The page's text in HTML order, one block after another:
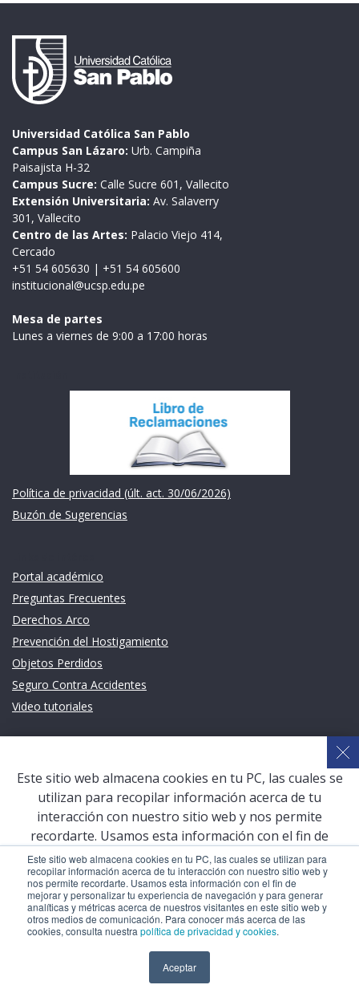
Este sitio web almacena cookies en tu PC, las cuales se utilizan para
recopilar información acerca de tu interacción con nuestro sitio web y
nos permite recordarte. Usamos esta información con el fin de
mejorar y personalizar tu experiencia de navegación y para generar
analíticas y métricas acerca de nuestros visitantes en este sitio web y
otros medios de comunicación. Para conocer más acerca de las
cookies, consulta nuestra política de privacidad y cookies.
Aceptar
Universidad Católica San Pablo
Campus San Lázaro: Urb. Campiña
Paisajista H-32
Campus Sucre: Calle Sucre 601, Vallecito
Extensión Universitaria: Av. Salaverry
301, Vallecito
Centro de las Artes: Palacio Viejo 414,
Cercado
+51 54 605630 | +51 54 605600
institucional@ucsp.edu.pe
Mesa de partes
Lunes a viernes de 9:00 a 17:00 horas
Política de privacidad (últ. act. 30/06/2026)
Buzón de Sugerencias
Portal académico
Preguntas Frecuentes
Derechos Arco
Prevención del Hostigamiento
Objetos Perdidos
Seguro Contra Accidentes
Video tutoriales
Sistema de Gestión Académica (SGA)
Defensoría Universitaria
Terceros vinculados
San Pablo Mail
Aula Virtual Pregrado
Aula Virtual Postgrado
COPYRIGHT © 2026 Universidad Católica San Pablo – RUC:
20327998413
Este sitio web almacena cookies en tu PC, las cuales se
utilizan para recopilar información acerca de tu
interacción con nuestro sitio web y nos permite
recordarte. Usamos esta información con el fin de
mejorar y personalizar tu experiencia de navegación y
para generar analíticas y métricas acerca de nuestros
visitantes en este sitio web y otros medios de
comunicación. Para conocer más acerca de las cookies,
consulta nuestrapolítica de privacidad y cookies
Aceptar